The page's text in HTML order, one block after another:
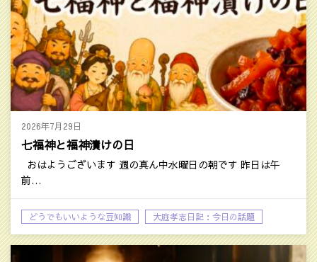
2026年7月29日
七福神と福神漬けの日
おはようございます 週の真ん中水曜日の朝です 昨日は午
前…
どうでもいいような豆知識 大庭孝志日記：今日の話題